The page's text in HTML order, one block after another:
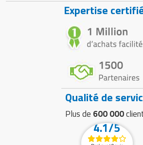
Expertise
Qualité de
Plus de 600 000
4.1/5